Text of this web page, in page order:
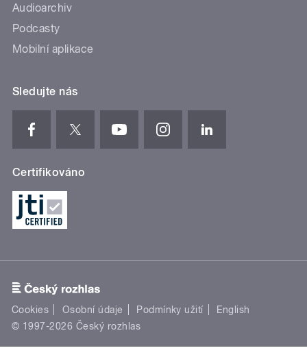
Audioarchiv
Podcasty
Mobilní aplikace
Sledujte nás
Certifikováno
Cookies Osobní údaje Podmínky užití
English
© 1997-2026 Český rozhlas